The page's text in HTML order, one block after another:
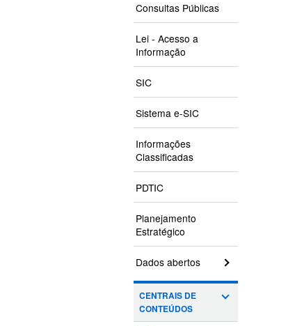
Consultas Públicas
Lei - Acesso a
Informação
SIC
Sistema e-SIC
Informações
Classificadas
PDTIC
Planejamento
Estratégico
Dados abertos
CENTRAIS DE
CONTEÚDOS